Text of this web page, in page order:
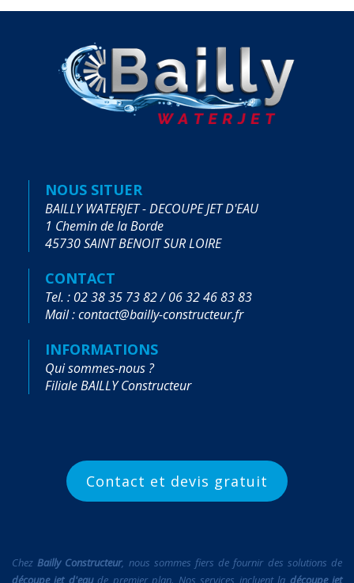
NOUS SITUER
BAILLY WATERJET - DECOUPE JET D'EAU
1 Chemin de la Borde
45730 SAINT BENOIT SUR LOIRE
CONTACT
Tel. : 02 38 35 73 82 / 06 32 46 83 83
Mail : contact@bailly-constructeur.fr
INFORMATIONS
Qui sommes-nous ?
Filiale BAILLY Constructeur
Contact et devis gratuit
Chez Bailly Constructeur, nous sommes fiers de fournir des solutions de
découpe jet d'eaude premier plan. Nos services incluent la découpe jet